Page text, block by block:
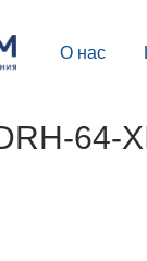
О нас
64-